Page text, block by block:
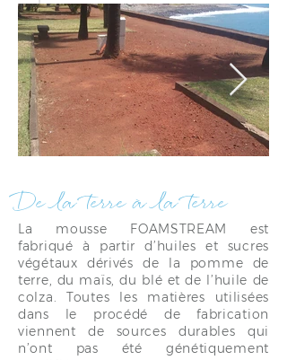
saint denis apres 2.jpg
De la terre à la terre
La mousse FOAMSTREAM est
fabriqué à partir d’huiles et sucres
végétaux dérivés de la pomme de
terre, du maïs, du blé et de l’huile de
colza. Toutes les matières utilisées
dans le procédé de fabrication
viennent de sources durables qui
n’ont pas été génétiquement